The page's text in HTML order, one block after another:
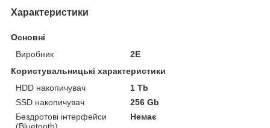
Характеристики
Основні
Виробник
2E
Користувальницькі характеристики
HDD накопичувач
1 Tb
SSD накопичувач
256 Gb
Бездротові інтерфейси
Немає